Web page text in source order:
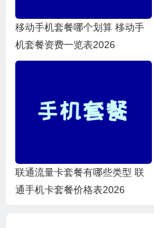
移动手机套餐哪个划算 移动手
机套餐资费一览表2026
联通流量卡套餐有哪些类型 联
通手机卡套餐价格表2026